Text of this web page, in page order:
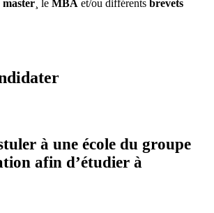
master ¸ le MBA et/ou différents brevets
à une école du groupe
afin d’étudier à